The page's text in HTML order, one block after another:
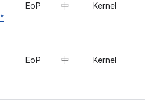
*
EoP 中 Kernel
EoP 中 Kernel